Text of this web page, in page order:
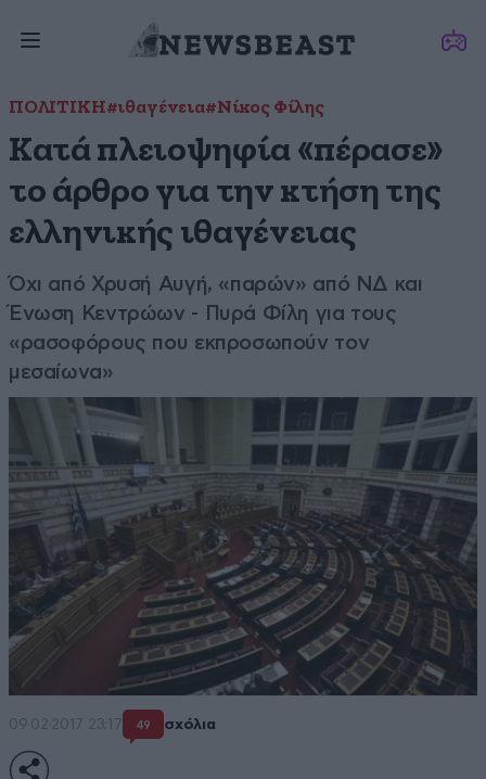
ΠΟΛΙΤΙΚΗ#ιθαγένεια#Νίκος Φίλης
Κατά πλειοψηφία «πέρασε»
το άρθρο για την κτήση της
ελληνικής ιθαγένειας
Όχι από Χρυσή Αυγή, «παρών» από ΝΔ και
Ένωση Κεντρώων - Πυρά Φίλη για τους
«ρασοφόρους που εκπροσωπούν τον
μεσαίωνα»
09·02·2017 23:17 49 σχόλια